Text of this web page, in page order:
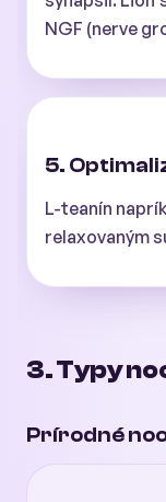
NGF (nerve
5.
L-teanín
relaxovaným
3. Typy
Prírodné